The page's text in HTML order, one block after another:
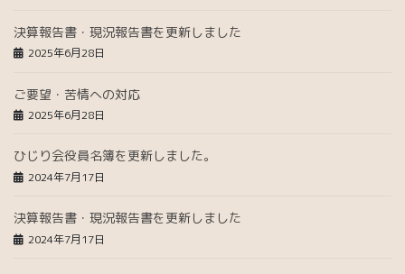
決算報告書・現況報告書を更新しました
2025年6月28日
ご要望・苦情への対応
2025年6月28日
ひじり会役員名簿を更新しました。
2024年7月17日
決算報告書・現況報告書を更新しました
2024年7月17日